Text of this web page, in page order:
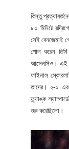
কিন্তু
৮০ মিনিটে
সেই বেনজেমাই
গোল করেন
আসেনসিও। এই
ফাইনাল
তাদের। ২-০
ফ্র্যাঙ্ক
শুরু করেছিলো।